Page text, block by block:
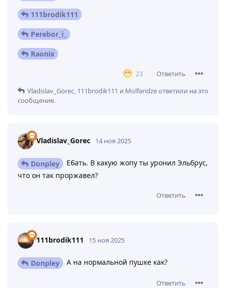
111brodik111
Perebor_i_
Raonix
23
Ответить
Vladislav_Gorec, 111brodik111 и Molfaridzeответили на это
сообщение.
Vladislav_Gorec 14 ноя 2025
Donpley
Ебать. В какую жопу ты уронил Эльбрус,
что он так проржавел?
Ответить
111brodik111 15 ноя 2025
Donpley А на нормальной пушке как?
Ответить